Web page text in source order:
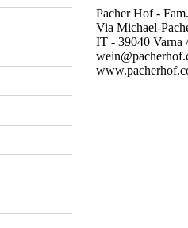
Pacher Hof -
Via Michael-
IT - 39040 Varna